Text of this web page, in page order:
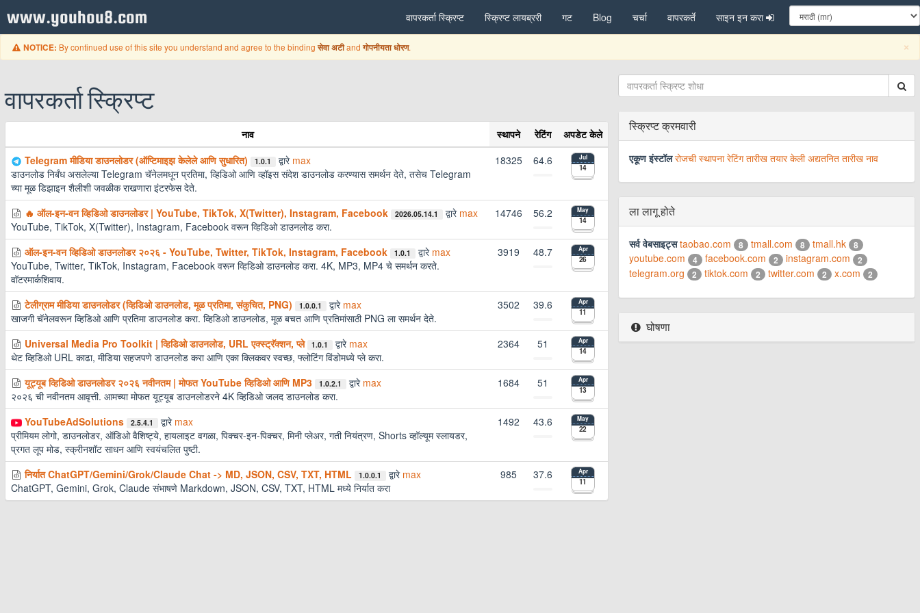
www.youhou8.com वापरकर्ता स्क्रिप्ट स्क्रिप्ट लायब्ररी गट Blog चर्चा वापरकर्ते साइन इन करा
×
NOTICE: By continued use of this site you understand and agree to the bindingसेवा अटीandगोपनीयता धोरण.
वापरकर्ता स्क्रिप्ट
नाव स्थापने रेटिंग
अपडेट केले
Telegram मीडिया डाउनलोडर (ऑप्टिमाइझ केलेले आणि सुधारित)
1.0.1 द्वारे max
डाउनलोड निर्बंध असलेल्या Telegram चॅनेलमधून प्रतिमा, व्हिडिओ आणि व्हॉइस संदेश डाउनलोड करण्यास समर्थन देते, तसेच Telegram
च्या मूळ डिझाइन शैलीशी जवळीक राखणारा इंटरफेस देते.
18325 64.6 Jul
14
🔥 ऑल-इन-वन व्हिडिओ डाउनलोडर | YouTube, TikTok, X(Twitter), Instagram, Facebook 2026.05.14.1 द्वारे max
YouTube, TikTok, X(Twitter), Instagram, Facebook वरून व्हिडिओ डाउनलोड करा.
14746 56.2 May
14
ऑल-इन-वन व्हिडिओ डाउनलोडर २०२६ - YouTube, Twitter, TikTok, Instagram, Facebook 1.0.1 द्वारे max
YouTube, Twitter, TikTok, Instagram, Facebook वरून व्हिडिओ डाउनलोड करा. 4K, MP3, MP4 चे समर्थन करते.
वॉटरमार्कशिवाय.
3919 48.7 Apr
26
टेलीग्राम मीडिया डाउनलोडर (व्हिडिओ डाउनलोड, मूळ प्रतिमा, संकुचित, PNG) 1.0.0.1 द्वारे max
खाजगी चॅनेलवरून व्हिडिओ आणि प्रतिमा डाउनलोड करा. व्हिडिओ डाउनलोड, मूळ बचत आणि प्रतिमांसाठी PNG ला समर्थन देते.
3502 39.6 Apr
11
Universal Media Pro Toolkit | व्हिडिओ डाउनलोड, URL एक्स्ट्रॅक्शन, प्ले 1.0.1 द्वारे max
थेट व्हिडिओ URL काढा, मीडिया सहजपणे डाउनलोड करा आणि एका क्लिकवर स्वच्छ, फ्लोटिंग विंडोमध्ये प्ले करा.
2364 51 Apr
14
यूट्यूब व्हिडिओ डाउनलोडर २०२६ नवीनतम | मोफत YouTube व्हिडिओ आणि MP3 1.0.2.1 द्वारे max
२०२६ ची नवीनतम आवृत्ती. आमच्या मोफत यूट्यूब डाउनलोडरने 4K व्हिडिओ जलद डाउनलोड करा.
1684 51 Apr
13
YouTubeAdSolutions 2.5.4.1 द्वारे max
प्रीमियम लोगो, डाउनलोडर, ऑडिओ वैशिष्ट्ये, हायलाइट वगळा, पिक्चर-इन-पिक्चर, मिनी प्लेअर, गती नियंत्रण, Shorts व्हॉल्यूम स्लायडर,
प्रगत लूप मोड, स्क्रीनशॉट साधन आणि स्वयंचलित पुष्टी.
1492 43.6 May
22
निर्यात ChatGPT/Gemini/Grok/Claude Chat -> MD, JSON, CSV, TXT, HTML 1.0.0.1 द्वारे max
ChatGPT, Gemini, Grok, Claude संभाषणे Markdown, JSON, CSV, TXT, HTML मध्ये निर्यात करा
985 37.6 Apr
11
स्क्रिप्ट क्रमवारी
एकूण इंस्टॉल रोजची स्थापना रेटिंग तारीख तयार केली अद्यतनित तारीख नाव
ला लागू होते
सर्व वेबसाइट्स taobao.com 8 tmall.com 8 tmall.hk 8
youtube.com 4 facebook.com 2 instagram.com 2
telegram.org 2 tiktok.com 2 twitter.com 2 x.com 2
घोषणा